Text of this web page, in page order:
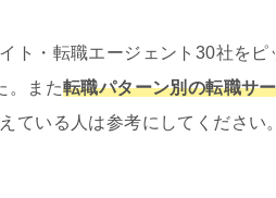
ト・転職エージェント30社をピ
。また転職パターン別の転職サ
ている人は参考にしてください。